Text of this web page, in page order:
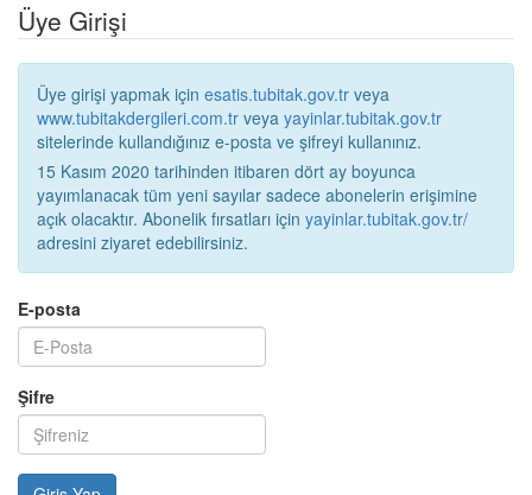
Üye Girişi
Üye girişi yapmak için esatis.tubitak.gov.tr veya
www.tubitakdergileri.com.tr veya yayinlar.tubitak.gov.tr
sitelerinde kullandığınız e-posta ve şifreyi kullanınız.
15 Kasım 2020 tarihinden itibaren dört ay boyunca
yayımlanacak tüm yeni sayılar sadece abonelerin erişimine
açık olacaktır. Abonelik fırsatları için yayinlar.tubitak.gov.tr/
adresini ziyaret edebilirsiniz.
E-posta
Şifre